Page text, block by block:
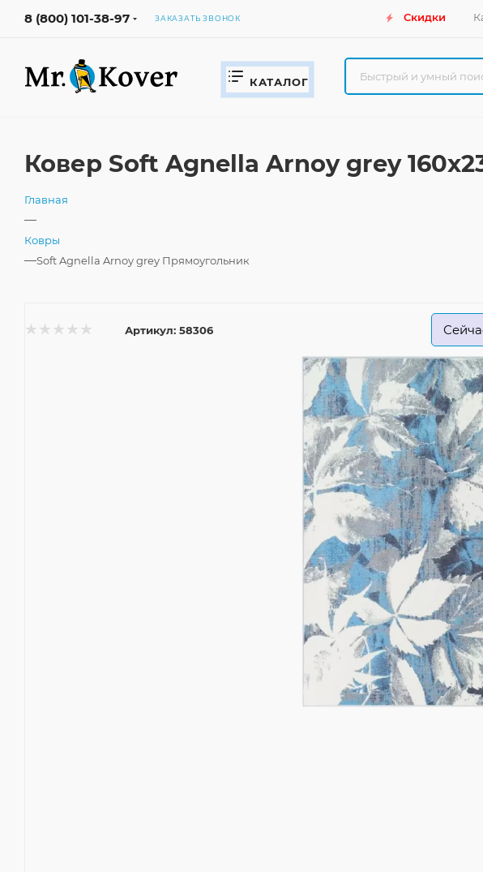
8 (800) 101-38-97 ЗАКАЗАТЬ ЗВОНОК Скидки
КАТАЛОГ
Ковер Soft Agnella Arnoy grey
Главная
—
Ковры
—Soft Agnella Arnoy grey Прямоугольник
Артикул: 58306